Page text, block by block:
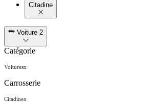
Citadine
Voiture 2
Catégorie
Voituresx
Carrosserie
Citadinex